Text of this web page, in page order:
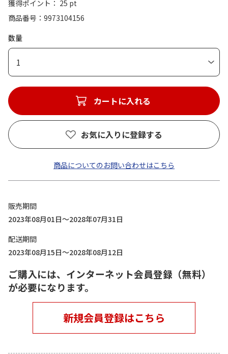
獲得ポイント： 25 pt
商品番号
9973104156
数量
1
カートに入れる
お気に入りに登録する
商品についてのお問い合わせはこちら
販売期間
2023年08月01日～2028年07月31日
配送期間
2023年08月15日～2028年08月12日
ご購入には、インターネット会員登録（無料）
が必要になります。
新規会員登録はこちら